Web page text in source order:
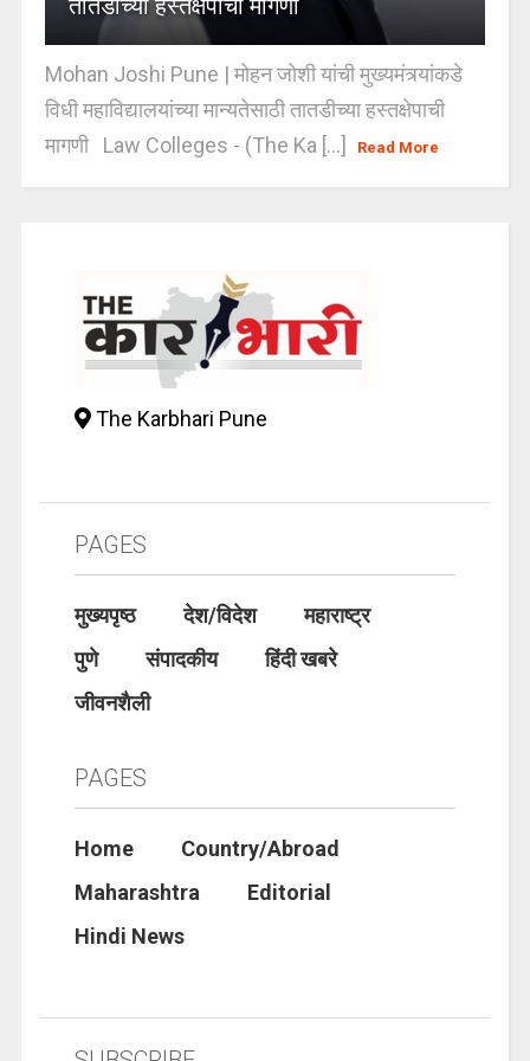
Mohan Joshi Pune | मोहन जोशी यांची मुख्यमंत्र्यांकडे
विधी महाविद्यालयांच्या मान्यतेसाठी तातडीच्या हस्तक्षेपाची
मागणी Law Colleges - (The Ka [...]
Read More
The Karbhari Pune
PAGES
मुख्यपृष्ठ देश/विदेश
महाराष्ट्र
पुणे
संपादकीय
हिंदी खबरे
जीवनशैली
PAGES
Home
Country/Abroad
Maharashtra
Editorial
Hindi News